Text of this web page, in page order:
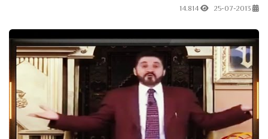
25-07-2013
14.814